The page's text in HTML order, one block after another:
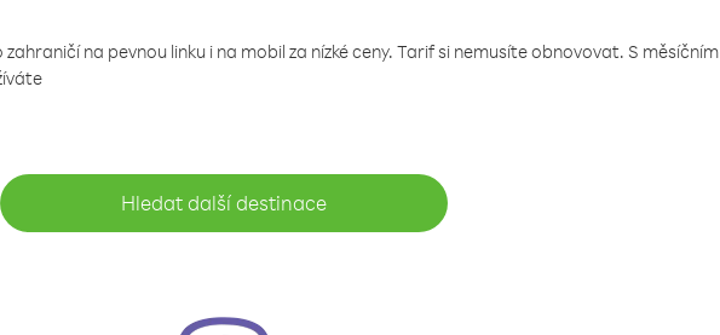
na pevnou linku i na mobil za nízké ceny. Tarif si nemusíte obnovovat. S měsíčním
Hledat další destinace